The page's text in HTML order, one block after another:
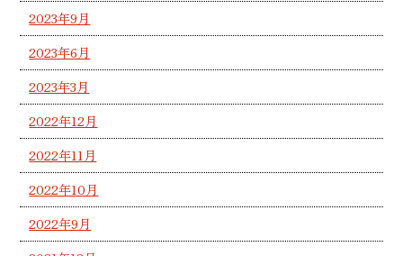
2023年9月
2023年6月
2023年3月
2022年12月
2022年11月
2022年10月
2022年9月